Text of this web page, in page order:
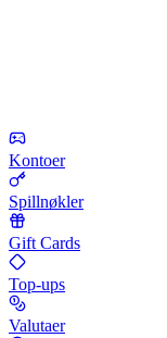
Kontoer
Spillnøkler
Gift Cards
Top-ups
Valutaer